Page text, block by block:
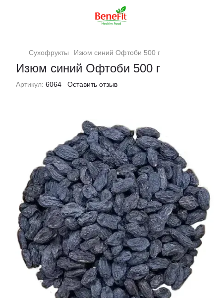
Сухофрукты Изюм синий Офтоби 500 г
Изюм синий Офтоби 500 г
Артикул: 6064 Оставить отзыв